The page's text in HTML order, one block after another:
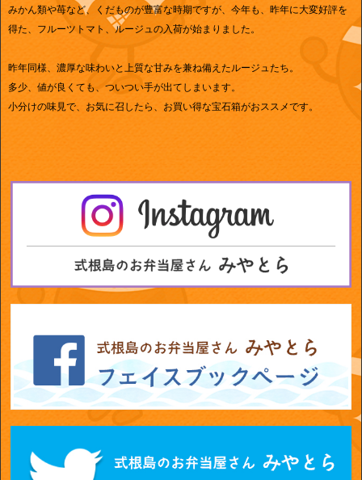
みかん類や苺など、くだものが豊富な時期ですが、今年も、昨年に大変好評を
得た、フルーツトマト、ルージュの入荷が始まりました。
昨年同様、濃厚な味わいと上質な甘みを兼ね備えたルージュたち。
多少、値が良くても、ついつい手が出てしまいます。
小分けの味見で、お気に召したら、お買い得な宝石箱がおススメです。